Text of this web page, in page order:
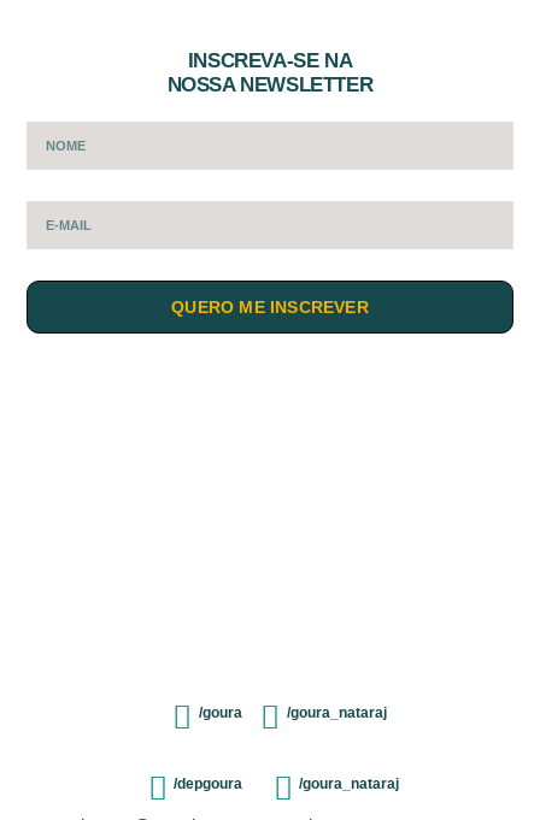
INSCREVA-SE NA
NOSSA NEWSLETTER
QUERO ME INSCREVER
/goura /goura_nataraj
/depgoura /goura_nataraj